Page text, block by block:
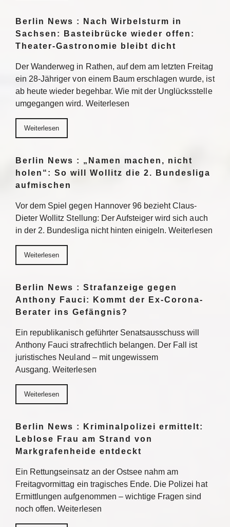
Berlin News : Nach Wirbelsturm in
Sachsen: Basteibrücke wieder offen:
Theater-Gastronomie bleibt dicht
Der Wanderweg in Rathen, auf dem am letzten Freitag
ein 28-Jähriger von einem Baum erschlagen wurde, ist
ab heute wieder begehbar. Wie mit der Unglücksstelle
umgegangen wird. Weiterlesen
Weiterlesen
Berlin News : „Namen machen, nicht
holen“: So will Wollitz die 2. Bundesliga
aufmischen
Vor dem Spiel gegen Hannover 96 bezieht Claus-
Dieter Wollitz Stellung: Der Aufsteiger wird sich auch
in der 2. Bundesliga nicht hinten einigeln. Weiterlesen
Weiterlesen
Berlin News : Strafanzeige gegen
Anthony Fauci: Kommt der Ex-Corona-
Berater ins Gefängnis?
Ein republikanisch geführter Senatsausschuss will
Anthony Fauci strafrechtlich belangen. Der Fall ist
juristisches Neuland – mit ungewissem
Ausgang. Weiterlesen
Weiterlesen
Berlin News : Kriminalpolizei ermittelt:
Leblose Frau am Strand von
Markgrafenheide entdeckt
Ein Rettungseinsatz an der Ostsee nahm am
Freitagvormittag ein tragisches Ende. Die Polizei hat
Ermittlungen aufgenommen – wichtige Fragen sind
noch offen. Weiterlesen